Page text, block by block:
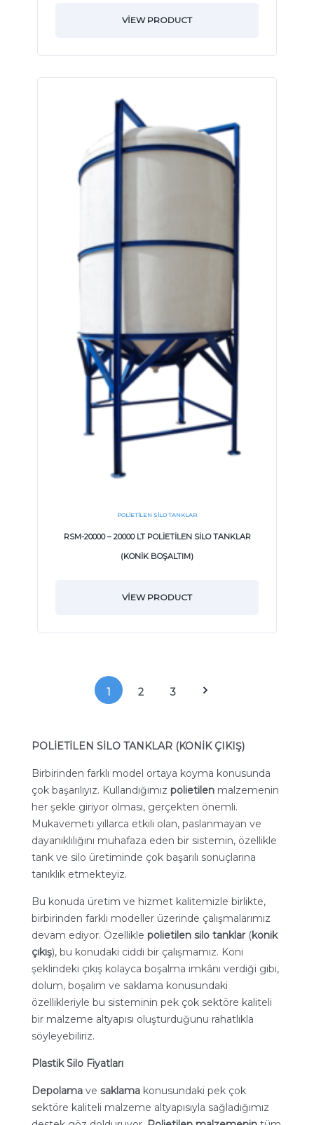
VIEW PRODUCT
POLIETILEN SILO TANKLAR
RSM-20000 – 20000 LT POLİETİLEN SİLO TANKLAR
(KONİK BOŞALTIM)
VIEW PRODUCT
1 2 3
POLİETİLEN SİLO TANKLAR (KONİK ÇIKIŞ)
Birbirinden farklı model ortaya koyma konusunda
çok başarılıyız. Kullandığımız polietilen malzemenin
her şekle giriyor olması, gerçekten önemli.
Mukavemeti yıllarca etkili olan, paslanmayan ve
dayanıklılığını muhafaza eden bir sistemin, özellikle
tank ve silo üretiminde çok başarılı sonuçlarına
tanıklık etmekteyiz.
Bu konuda üretim ve hizmet kalitemizle birlikte,
birbirinden farklı modeller üzerinde çalışmalarımız
devam ediyor. Özellikle polietilen silo tanklar(konik
çıkış), bu konudaki ciddi bir çalışmamız. Koni
şeklindeki çıkış kolayca boşalma imkânı verdiği gibi,
dolum, boşalım ve saklama konusundaki
özellikleriyle bu sisteminin pek çok sektöre kaliteli
bir malzeme altyapısı oluşturduğunu rahatlıkla
söyleyebiliriz.
Plastik Silo Fiyatları
Depolama ve saklama konusundaki pek çok
sektöre kaliteli malzeme altyapısıyla sağladığımız